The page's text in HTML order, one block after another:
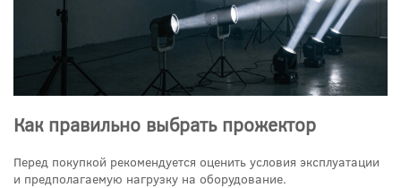
Как правильно выбрать прожектор
Перед покупкой рекомендуется оценить условия эксплуатации
и предполагаемую нагрузку на оборудование.